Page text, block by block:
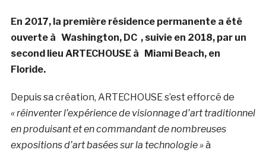
En 2017, la première résidence permanente a été
ouverte à Washington, DC , suivie en 2018, par un
second lieu ARTECHOUSE à Miami Beach, en
Floride.
Depuis sa création, ARTECHOUSE s’est efforcé de
« réinventer l’expérience de visionnage d’art traditionnel
en produisant et en commandant de nombreuses
expositions d’art basées sur la technologie »à